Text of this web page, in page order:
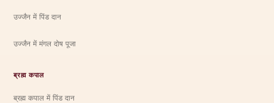
उज्जैन में पिंड दान
उज्जैन में मंगल दोष पूजा
ब्रह्म कपाल
ब्रह्म कपाल में पिंड दान